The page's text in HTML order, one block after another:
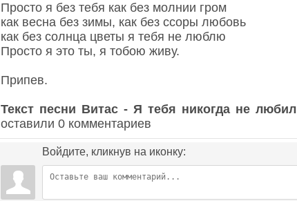
Просто я без тебя как без молнии гром
как весна без зимы, как без ссоры любовь
как без солнца цветы я тебя не люблю
Просто я это ты, я тобою живу.
Припев.
Текст песни Витас - Я тебя никогда не любил
оставили 0 комментариев
Войдите, кликнув на иконку: